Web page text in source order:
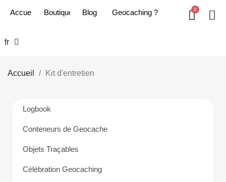
Accueil Boutique Blog Geoc​aching ?
fr
Accueil Kit d'entretien
Logbook
Conteneurs de Geocache
Objets Traçables
Célébration Geocaching